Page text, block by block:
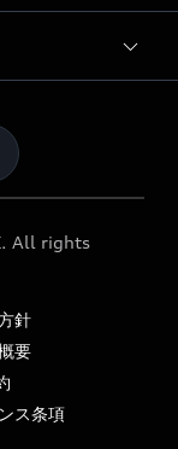
All rights
針
要
ス条項